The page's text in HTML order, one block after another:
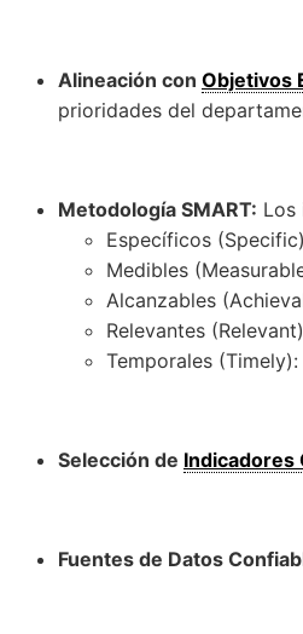
Alineación con Objetivos
prioridades del
Metodología SMART: Los
Específicos
Medibles
Alcanzables
Relevantes
Temporales
Selección de Indicadores
Fuentes de Datos